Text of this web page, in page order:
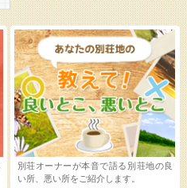
別荘オーナーが本音で語る別荘地の良
い所、悪い所をご紹介します。